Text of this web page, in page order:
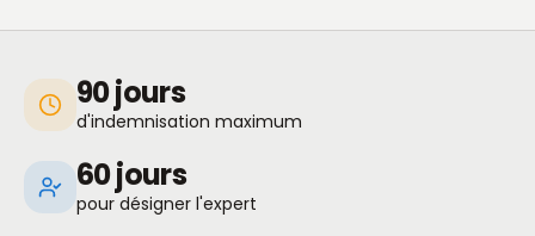
90 jours
d'indemnisation maximum
60 jours
pour désigner l'expert